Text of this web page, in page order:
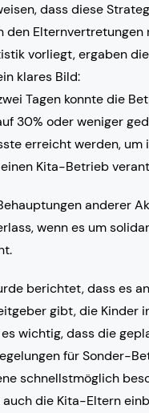
dass diese
den Elternvertretungen
vorliegt, ergaben
klares Bild:
Tagen konnte die
30% oder weniger
erreicht werden, um
Kita-Betrieb
anderer
wenn es um
berichtet, dass es
gibt, die Kinder
wichtig, dass die
für Sonder-
schnellstmöglich
die Kita-Eltern